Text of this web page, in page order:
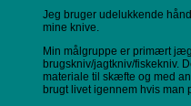
Jeg bruger udelukkende
mine knive.
Min målgruppe er primært
brugskniv/jagtkniv/fiskekniv.
materiale til skæfte og med
brugt livet igennem hvis man